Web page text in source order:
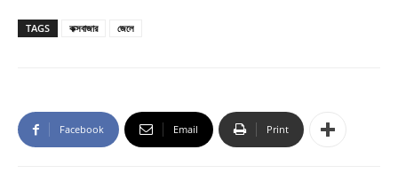
TAGS কক্সবাজার জেলে
Facebook Email Print